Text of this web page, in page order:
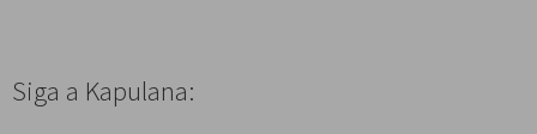
Siga a Kapulana: